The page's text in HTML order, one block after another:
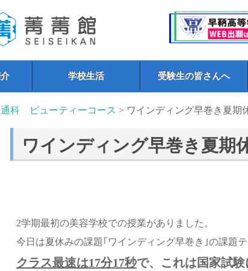
学校生活 受験生の皆さんへ
科 ビューティーコース > ワインディング早巻き夏期
ワインディング早巻き夏期
2学期最初の美容学校での授業がありました。
今日は夏休みの課題｢ワインディング早巻き｣の課題
クラス最速は17分17秒で、これは国家試